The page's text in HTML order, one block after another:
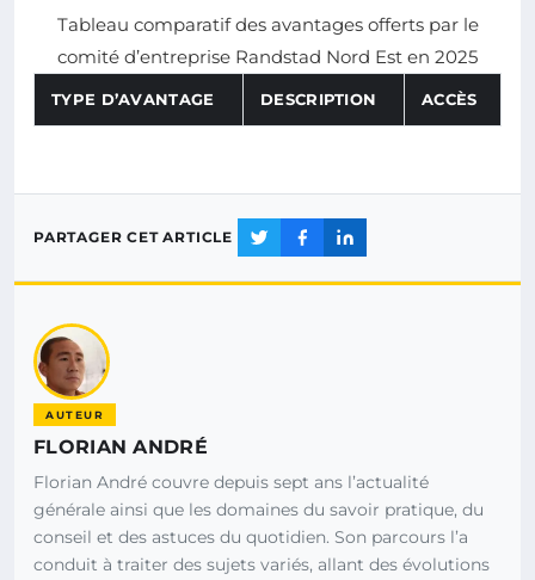
Tableau comparatif des avantages offerts par le
comité d’entreprise Randstad Nord Est en 2025
TYPE D’AVANTAGE DESCRIPTION ACCÈS
PARTAGER CET ARTICLE
AUTEUR
FLORIAN ANDRÉ
Florian André couvre depuis sept ans l’actualité
générale ainsi que les domaines du savoir pratique, du
conseil et des astuces du quotidien. Son parcours l’a
conduit à traiter des sujets variés, allant des évolutions